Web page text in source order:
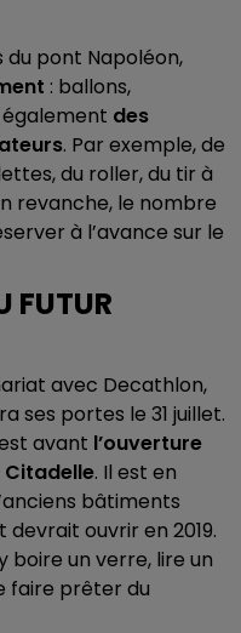
pont Napoléon,
: ballons,
des
. Par exemple, de
du roller, du tir à
revanche, le nombre
à l’avance sur le
FUTUR
avec Decathlon,
ses portes le 31 juillet.
avant l’ouverture
. Il est en
bâtiments
devrait ouvrir en 2019.
boire un verre, lire un
faire prêter du